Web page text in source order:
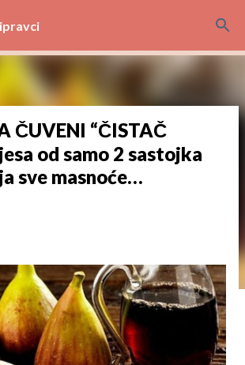
Preskoči na glavni sadržaj
ČUVENI “ČISTAČ
od samo 2 sastojka
sve masnoće…